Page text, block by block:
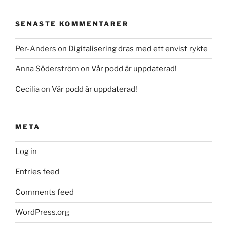
SENASTE KOMMENTARER
Per-Anders on Digitalisering dras med ett envist rykte
Anna Söderström on Vår podd är uppdaterad!
Ceciliaon Vår podd är uppdaterad!
META
Log in
Entries feed
Comments feed
WordPress.org